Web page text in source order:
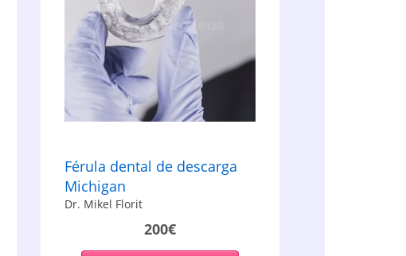
Férula dental de descarga
Michigan
Dr. Mikel Florit
200€